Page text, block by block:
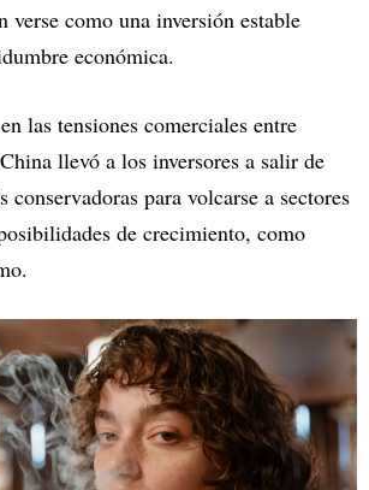
verse como una inversión estable
económica.
las tensiones comerciales entre
llevó a los inversores a salir de
conservadoras para volcarse a sectores
de crecimiento, como